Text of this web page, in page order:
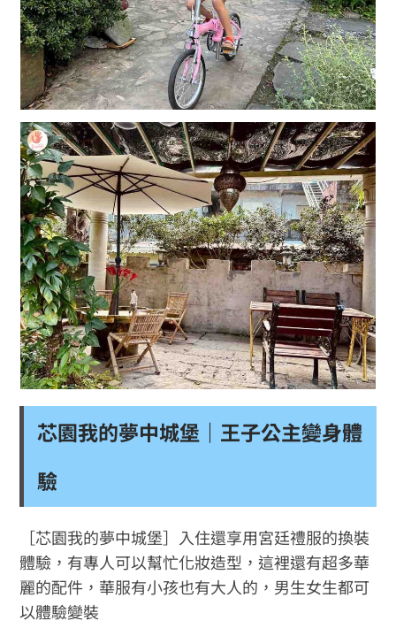
芯園我的夢中城堡｜王子公主變身體
驗
［芯園我的夢中城堡］入住還享用宮廷禮服的換裝
體驗，有專人可以幫忙化妝造型，這裡還有超多華
麗的配件，華服有小孩也有大人的，男生女生都可
以體驗變裝